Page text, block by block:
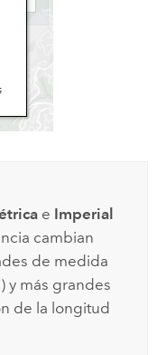
e Imperial
cambian
de medida
y más grandes
de la longitud